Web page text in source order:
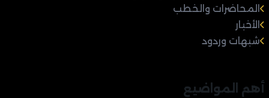
المحاضرات والخطب
الأخبار
شبهات وردود
أهم المواضيع